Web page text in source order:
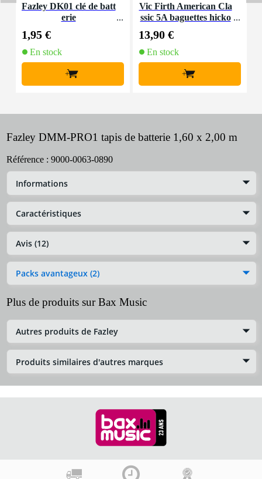
Fazley DK01 clé de batt
erie
1,95 €
En stock
+
Vic Firth American Cla
ssic 5A baguettes hicko
13,90 €
En stock
+
Fazley DMM-PRO1 tapis de batterie 1,60 x 2,00 m
Référence : 9000-0063-0890
Informations
Caractéristiques
Avis (12)
Packs avantageux (2)
Plus de produits sur Bax Music
Autres produits de Fazley
Produits similaires d'autres marques